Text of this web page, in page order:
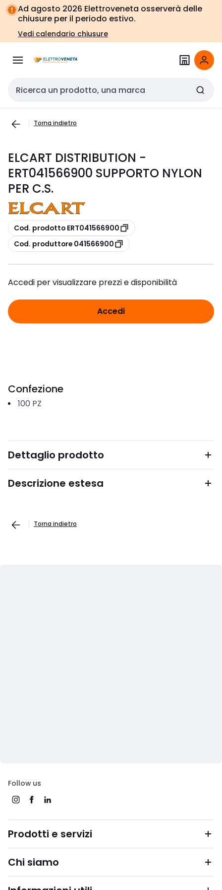
Vai alla
navigazione
Vai
alla
pagina
Ad agosto 2026 Elettroveneta osserverà delle
chiusure per il periodo estivo.
Vedi calendario chiusure
Cerca input
Torna indietro
ELCART DISTRIBUTION -
ERT041566900 SUPPORTO NYLON
PER C.S.
copia
Cod. prodotto ERT041566900
copia
Cod. produttore 041566900
Accedi per visualizzare prezzi e disponibilità
Accedi
Confezione
100 PZ
Dettaglio prodotto
Descrizione estesa
Torna indietro
Follow us
Prodotti e servizi
Chi siamo